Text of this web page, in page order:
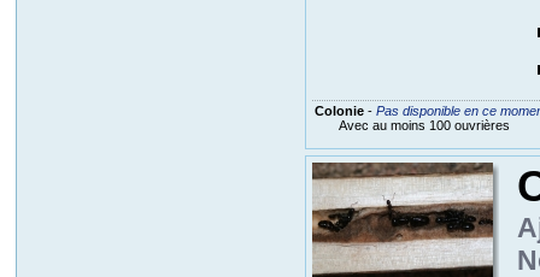
Colonie- Pas disponible en ce
Avec au moins 100 ouvrières